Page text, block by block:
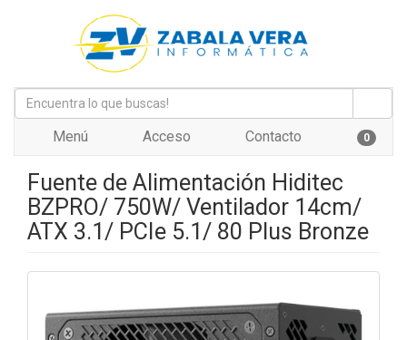
Menú Acceso Contacto 0
Fuente de Alimentación Hiditec
BZPRO/ 750W/ Ventilador 14cm/
ATX 3.1/ PCIe 5.1/ 80 Plus Bronze